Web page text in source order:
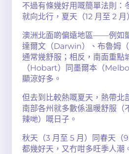
不過有條幾好用嘅簡單法則：
就向北行，夏天（12 月至 2 月
澳洲北面啲偏遠地區——例如
達爾文（Darwin）、布魯
通常幾舒服；相反，南面重
（Hobart）同墨爾本（
顯涼好多。
但去到比較熱嘅夏天，熱帶北
南部各州就多數係溫暖舒服（
辣哋）嘅日子。
秋天（3 月至 5 月）同春天（
都幾好天，又冇咁多旺季人潮